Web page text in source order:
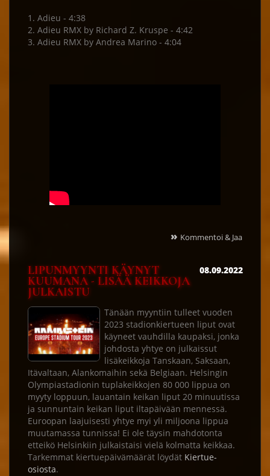
1. Adieu - 4:38
2. Adieu RMX by Richard Z. Kruspe - 4:42
3. Adieu RMX by Andrea Marino - 4:04
» Kommentoi & Jaa
LIPUNMYYNTI KÄYNYT
KUUMANA - LISÄÄ KEIKKOJA
JULKAISTU
08.09.2022
Tänään myyntiin tulleet vuoden
2023 stadionkiertueen liput ovat
käyneet vauhdilla kaupaksi, jonka
johdosta yhtye on julkaissut
lisäkeikkoja Tanskaan, Saksaan,
Itävaltaan, Alankomaihin sekä Belgiaan. Helsingin
Olympiastadionin tuplakeikkojen 80 000 lippua on
myyty loppuun, lauantain keikan liput 20 minuutissa
ja sunnuntain keikan liput iltapäivään mennessä.
Euroopan laajuisesti yhtye myi yli miljoona lippua
muutamassa tunnissa! Ei ole täysin mahdotonta
etteikö Helsinkiin julkaistaisi vielä kolmatta keikkaa.
Tarkemmat kiertuepäivämäärät löydät Kiertue-
osiosta.